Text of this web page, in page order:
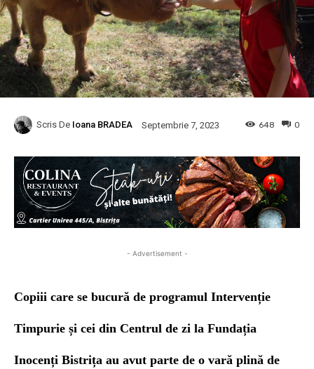
Scris De Ioana BRADEA Septembrie 7, 2023 0
648
- Advertisement -
Copiii care se bucură de programul Intervenție
Timpurie și cei din Centrul de zi la Fundația
Inocenți Bistrița au avut parte de o vară plină de